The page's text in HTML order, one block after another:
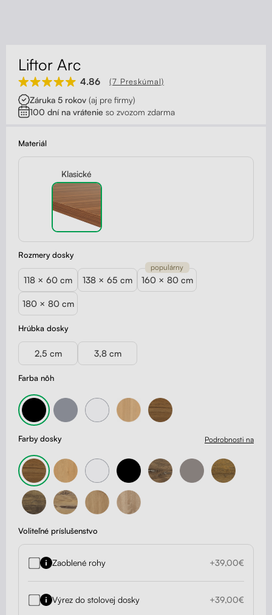
Stojany na monitor - Riser
Skrinky so zásuvkami a zásuvky
Akustické paravány
Opierky
Liftor Arc
4.86 (7 Preskúmal)
Záruka 5 rokov (aj pre firmy)
100 dní na vrátenie so zvozom zdarma
Materiál
Klasické
Farba nôh
Hrúbka dosky
2,5 cm 3,8 cm
Rozmery dosky
118 × 60 cm 138 × 65 cm 160 × 80 cm
populárny
180 × 80 cm
Farby dosky Podrobnosti na
Voliteľné príslušenstvo
Zaoblené rohy +39,00€
Výrez do stolovej dosky +39,00€